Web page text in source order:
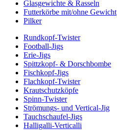
Glasgewichte & Rasseln
Futterkörbe mit/ohne Gewicht
Pilker
Rundkopf-Twister
Football-Jigs
Erie-Jigs
Spittzkopf- & Dorschbombe
Fischkopf-Jigs
Flachkopf-Twister
Krautschutzköpfe
Spinn-Twister
Strömungs- und Vertical-Jig
Tauchschaufel-Jigs
Halligalli-Verticalli